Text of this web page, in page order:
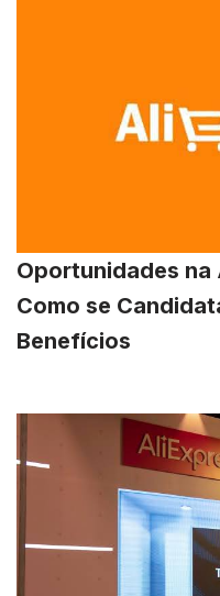
Oportunidades
Como se
Benefícios